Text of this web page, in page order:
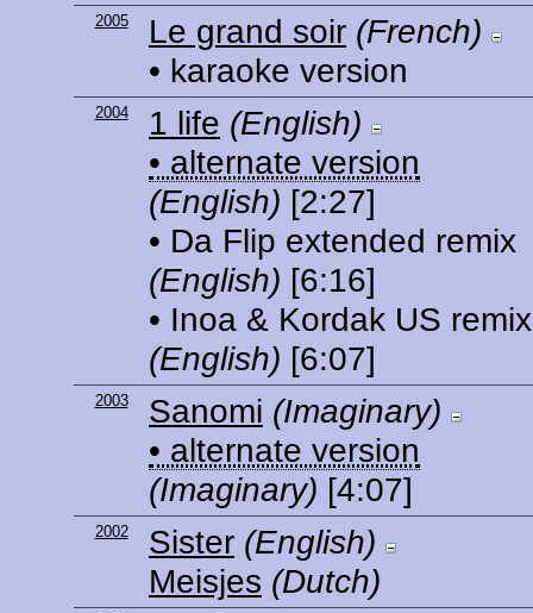
2005 Le grand soir (French)
• karaoke version
2004 1 life (English)
• alternate version
(English) [2:27]
• Da Flip extended remix
(English) [6:16]
• Inoa & Kordak US remix
(English) [6:07]
2003 Sanomi (Imaginary)
• alternate version
(Imaginary) [4:07]
2002 Sister (English)
Meisjes (Dutch)